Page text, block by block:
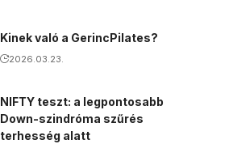
Kinek való a GerincPilates?
2026.03.23.
NIFTY teszt: a legpontosabb
Down-szindróma szűrés
terhesség alatt